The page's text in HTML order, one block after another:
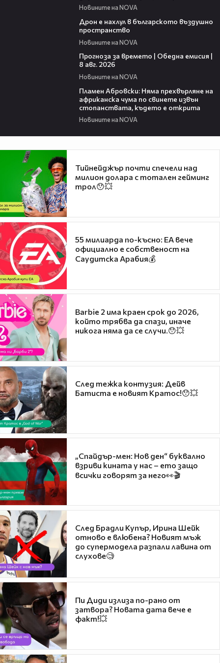
Новините на NOVA
Дрон е нахлул в българското въздушно
пространство
Новините на NOVA
Прогноза за времето | Обедна емисия |
8 авг. 2026
Новините на NOVA
Пламен Абровски: Няма прехвърляне на
африканска чума по свинете извън
стопанствата, където е открита
Новините на NOVA
Тийнейджър почти спечели над
милион долара с тотален гейминг
трол😯💥
55 милиарда по-късно: EA вече
официално е собственост на
Саудитска Арабия💰
Barbie 2 има краен срок до 2026,
който трябва да спази, иначе
никога няма да се случи.😯💥
След тежка контузия: Дейв
Батиста е новият Кратос!😯💥
„Спайдър-мен: Нов ден“ буквално
взриви кината у нас – ето защо
всички говорят за него👀🎬
След Брадли Купър, Ирина Шейк
отново е влюбена? Новият мъж
до супермодела разпали лавина от
слухове🧐
Пи Диди излиза по-рано от
затвора? Новата дата вече е
факт!💥